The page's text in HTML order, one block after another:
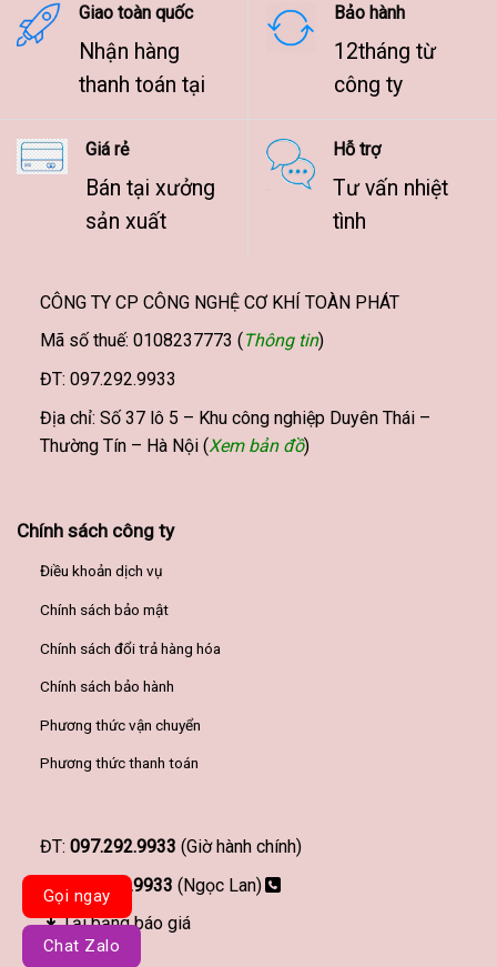
Giao toàn quốc
Nhận hàng
thanh toán tại
Bảo hành
12tháng từ
công ty
Giá rẻ
Bán tại xưởng
sản xuất
Hỗ trợ
Tư vấn nhiệt
tình
CÔNG TY CP CÔNG NGHỆ CƠ KHÍ TOÀN PHÁT
Mã số thuế: 0108237773 ( Thông tin)
ĐT: 097.292.9933
Địa chỉ: Số 37 lô 5 – Khu công nghiệp Duyên Thái –
Thường Tín – Hà Nội (Xem bản đồ)
Chính sách công ty
Điều khoản dịch vụ
Chính sách bảo mật
Chính sách đổi trả hàng hóa
Chính sách bảo hành
Phương thức vận chuyển
Phương thức thanh toán
ĐT: 097.292.9933 (Giờ hành chính)
097.292.9933 (Ngọc Lan)
Tải bảng báo giá
Gọi ngay
Chat Zalo